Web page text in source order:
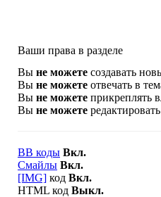
Ваши права в разделе
Вы не можете создавать
Вы не можете отвечать в
Вы не можете прикреплять
Вы не можете
BB коды Вкл.
Смайлы Вкл.
[IMG] код Вкл.
HTML код Выкл.